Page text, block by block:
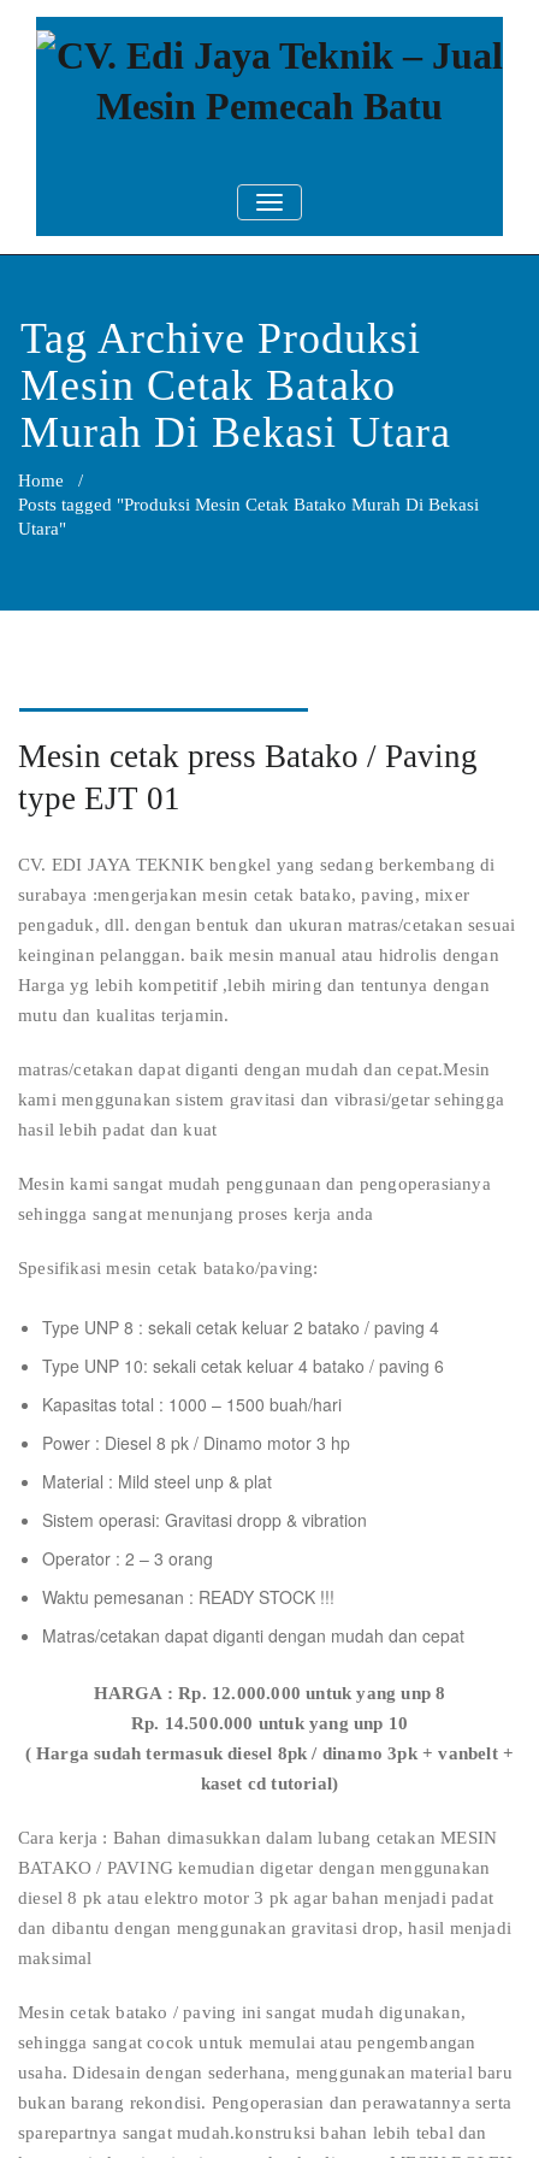
CV. Edi Jaya
Teknik – Jual
Pemecah Batu
TOGGLE NAVIGATION
Tag Archive Produksi
Mesin Cetak Batako
Murah Di Bekasi Utara
Home /
Posts tagged "Produksi Mesin Cetak Batako Murah Di Bekasi
Utara"
Mesin cetak press Batako / Paving
type EJT 01
CV. EDI JAYA TEKNIK bengkel yang sedang berkembang di
surabaya :mengerjakan mesin cetak batako, paving, mixer
pengaduk, dll. dengan bentuk dan ukuran matras/cetakan sesuai
keinginan pelanggan. baik mesin manual atau hidrolis dengan
Harga yg lebih kompetitif ,lebih miring dan tentunya dengan
mutu dan kualitas terjamin.
matras/cetakan dapat diganti dengan mudah dan cepat.Mesin
kami menggunakan sistem gravitasi dan vibrasi/getar sehingga
hasil lebih padat dan kuat
Mesin kami sangat mudah penggunaan dan pengoperasianya
sehingga sangat menunjang proses kerja anda
Spesifikasi mesin cetak batako/paving:
Type UNP 8 : sekali cetak keluar 2 batako / paving 4
Type UNP 10: sekali cetak keluar 4 batako / paving 6
Kapasitas total : 1000 – 1500 buah/hari
Power : Diesel 8 pk / Dinamo motor 3 hp
Material : Mild steel unp & plat
Sistem operasi: Gravitasi dropp & vibration
Operator : 2 – 3 orang
Waktu pemesanan : READY STOCK !!!
Matras/cetakan dapat diganti dengan mudah dan cepat
HARGA : Rp. 12.000.000 untuk yang unp 8
Rp. 14.500.000 untuk yang unp 10
( Harga sudah termasuk diesel 8pk / dinamo 3pk + vanbelt +
kaset cd tutorial)
Cara kerja : Bahan dimasukkan dalam lubang cetakan MESIN
BATAKO / PAVING kemudian digetar dengan menggunakan
diesel 8 pk atau elektro motor 3 pk agar bahan menjadi padat
dan dibantu dengan menggunakan gravitasi drop, hasil menjadi
maksimal
Mesin cetak batako / paving ini sangat mudah digunakan,
sehingga sangat cocok untuk memulai atau pengembangan
usaha. Didesain dengan sederhana, menggunakan material baru
bukan barang rekondisi. Pengoperasian dan perawatannya serta
sparepartnya sangat mudah.konstruksi bahan lebih tebal dan